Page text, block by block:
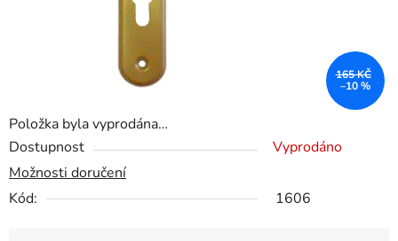
Položka byla vyprodána…
Dostupnost
Vyprodáno
Možnosti doručení
Kód:
1606
165 KČ
–10 %